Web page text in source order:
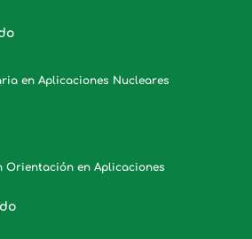
en Aplicaciones Nucleares
Orientación en Aplicaciones